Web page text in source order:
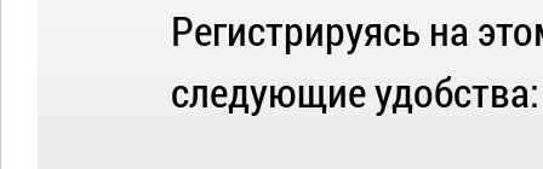
Регистрируясь на
следующие удобства: